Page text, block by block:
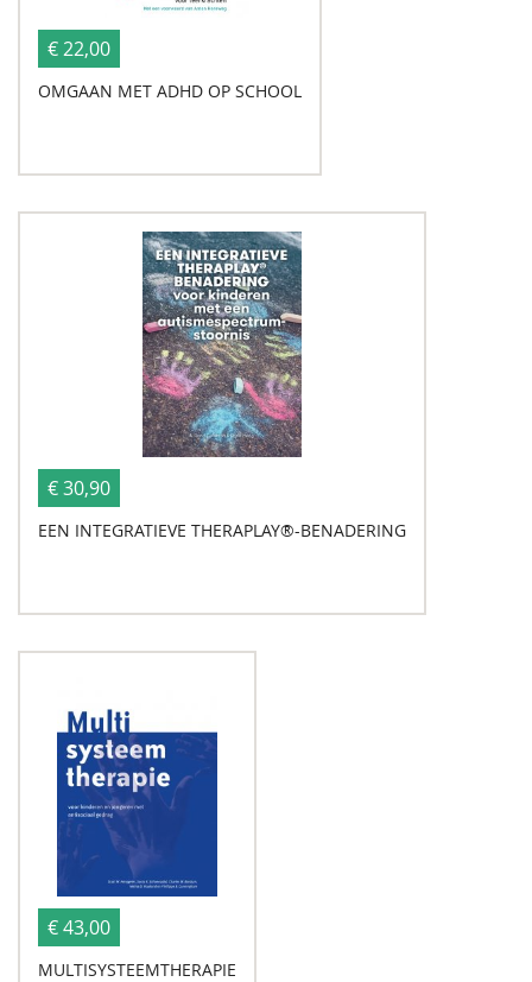
€ 22,00
OMGAAN MET ADHD OP SCHOOL
€ 30,90
EEN INTEGRATIEVE THERAPLAY®-BENADERING
€ 43,00
MULTISYSTEEMTHERAPIE